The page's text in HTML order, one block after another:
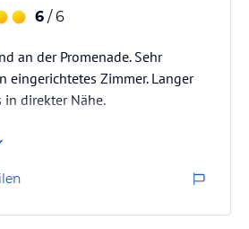
6 / 6
an der Promenade. Sehr
eingerichtetes Zimmer. Langer
in direkter Nähe.